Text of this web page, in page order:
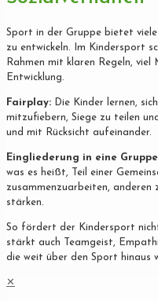
Sport in der Gruppe bietet
zu entwickeln. Im Kindersport
Rahmen mit klaren Regeln,
Entwicklung.
Fairplay: Die Kinder lernen,
mitzufiebern, Siege zu teilen
und mit Rücksicht aufeinander.
Eingliederung in eine
was es heißt, Teil einer
zusammenzuarbeiten, anderen
stärken.
So fördert der Kindersport
stärkt auch Teamgeist,
die weit über den Sport hinaus
✕